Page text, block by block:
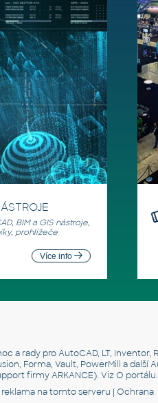
BIM a GIS nástroje,
prohlížeče
Více info
a rady pro AutoCAD, LT, Inventor,
Forma, Vault, PowerMill a další
firmy ARKANCE). Viz O portálu.
na tomto serveru | Ochrana